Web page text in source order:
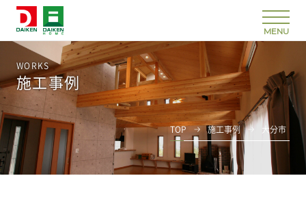
WORKS
施工事例
TOP 施工事例 大分市